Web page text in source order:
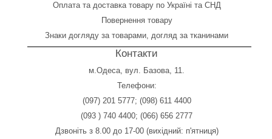
Оплата та доставка товару по Україні та СНД
Повернення товару
Знаки догляду за товарами, догляд за тканинами
Контакти
м.Одеса, вул. Базова, 11.
Телефони:
(097) 201 5777; (098) 611 4400
(093 ) 740 4400; (066) 656 2777
Дзвоніть з 8.00 до 17-00 (вихідний: п'ятниця)